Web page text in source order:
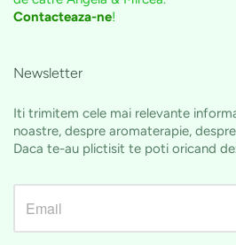
Contacteaza-ne!
Newsletter
Iti trimitem cele mai relevante
noastre, despre aromaterapie,
Daca te-au plictisit te poti oricand